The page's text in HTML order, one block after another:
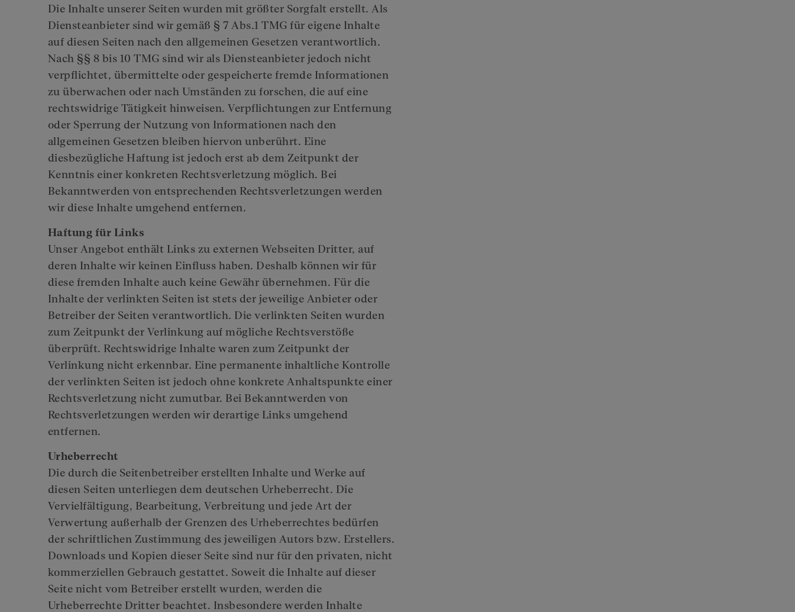
Die Inhalte unserer Seiten wurden mit größter Sorgfalt erstellt. Als
Diensteanbieter sind wir gemäß § 7 Abs.1 TMG für eigene Inhalte
auf diesen Seiten nach den allgemeinen Gesetzen verantwortlich.
Nach §§ 8 bis 10 TMG sind wir als Diensteanbieter jedoch nicht
verpflichtet, übermittelte oder gespeicherte fremde Informationen
zu überwachen oder nach Umständen zu forschen, die auf eine
rechtswidrige Tätigkeit hinweisen. Verpflichtungen zur Entfernung
oder Sperrung der Nutzung von Informationen nach den
allgemeinen Gesetzen bleiben hiervon unberührt. Eine
diesbezügliche Haftung ist jedoch erst ab dem Zeitpunkt der
Kenntnis einer konkreten Rechtsverletzung möglich. Bei
Bekanntwerden von entsprechenden Rechtsverletzungen werden
wir diese Inhalte umgehend entfernen.
Haftung für Links
Unser Angebot enthält Links zu externen Webseiten Dritter, auf
deren Inhalte wir keinen Einfluss haben. Deshalb können wir für
diese fremden Inhalte auch keine Gewähr übernehmen. Für die
Inhalte der verlinkten Seiten ist stets der jeweilige Anbieter oder
Betreiber der Seiten verantwortlich. Die verlinkten Seiten wurden
zum Zeitpunkt der Verlinkung auf mögliche Rechtsverstöße
überprüft. Rechtswidrige Inhalte waren zum Zeitpunkt der
Verlinkung nicht erkennbar. Eine permanente inhaltliche Kontrolle
der verlinkten Seiten ist jedoch ohne konkrete Anhaltspunkte einer
Rechtsverletzung nicht zumutbar. Bei Bekanntwerden von
Rechtsverletzungen werden wir derartige Links umgehend
entfernen.
Urheberrecht
Die durch die Seitenbetreiber erstellten Inhalte und Werke auf
diesen Seiten unterliegen dem deutschen Urheberrecht. Die
Vervielfältigung, Bearbeitung, Verbreitung und jede Art der
Verwertung außerhalb der Grenzen des Urheberrechtes bedürfen
der schriftlichen Zustimmung des jeweiligen Autors bzw. Erstellers.
Downloads und Kopien dieser Seite sind nur für den privaten, nicht
kommerziellen Gebrauch gestattet. Soweit die Inhalte auf dieser
Seite nicht vom Betreiber erstellt wurden, werden die
Urheberrechte Dritter beachtet. Insbesondere werden Inhalte